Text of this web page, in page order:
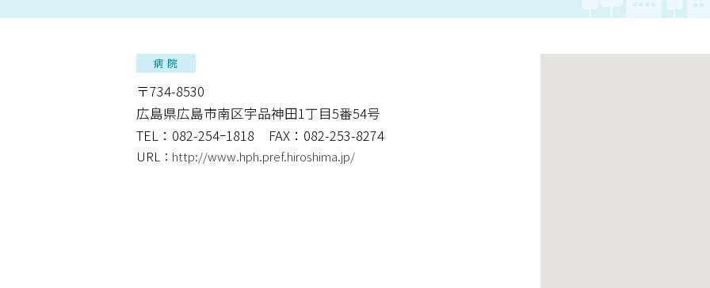
〒734-8530
広島県広島市南区宇品神田1丁目5番54号
TEL：082-254ｰ1818
FAX：082-253-8274
URL： http://www.hph.pref.hiroshima.jp/